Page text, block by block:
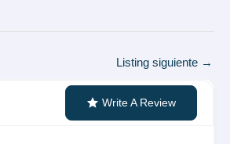
Listing siguiente →
Write A Review